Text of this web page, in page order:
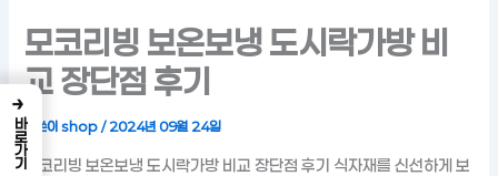
모코리빙 보온보냉 도시락가방 비
교 장단점 후기
글쓴이shop/2024년 09월 24일
모코리빙 보온보냉 도시락가방 비교 장단점 후기 식자재를 신선하게 보
→
바로가기